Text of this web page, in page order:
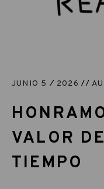
JUNIO 5 2026
VALOR
TIEMPO